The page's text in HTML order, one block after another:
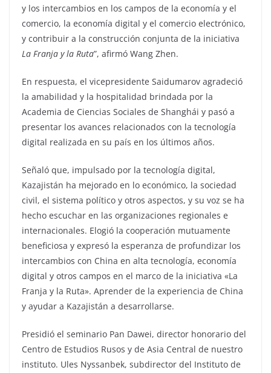
y los intercambios en los campos de la economía y el
comercio, la economía digital y el comercio electrónico,
y contribuir a la construcción conjunta de la iniciativa
La Franja y la Ruta”, afirmó Wang Zhen.
En respuesta, el vicepresidente Saidumarov agradeció
la amabilidad y la hospitalidad brindada por la
Academia de Ciencias Sociales de Shanghái y pasó a
presentar los avances relacionados con la tecnología
digital realizada en su país en los últimos años.
Señaló que, impulsado por la tecnología digital,
Kazajistán ha mejorado en lo económico, la sociedad
civil, el sistema político y otros aspectos, y su voz se ha
hecho escuchar en las organizaciones regionales e
internacionales. Elogió la cooperación mutuamente
beneficiosa y expresó la esperanza de profundizar los
intercambios con China en alta tecnología, economía
digital y otros campos en el marco de la iniciativa «La
Franja y la Ruta». Aprender de la experiencia de China
y ayudar a Kazajistán a desarrollarse.
Presidió el seminario Pan Dawei, director honorario del
Centro de Estudios Rusos y de Asia Central de nuestro
instituto. Ules Nyssanbek, subdirector del Instituto de